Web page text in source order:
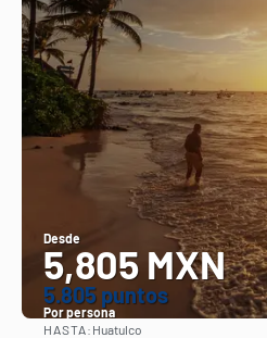
Desde
5,805 MXN
5.805 puntos
Por persona
HASTA: Huatulco